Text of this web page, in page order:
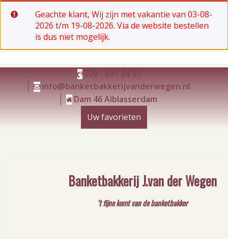
Geachte klant, Wij zijn met vakantie van 03-08-
2026 t/m 19-08-2026. Via de website bestellen
is dus niet mogelijk.
Ga
078 - 691 24 97
info@banketbakkerijvanderwegen.nl
Dam 46 Alblasserdam
Uw favorieten
Banketbakkerij J.van der Wegen
’t fijne komt van de banketbakker